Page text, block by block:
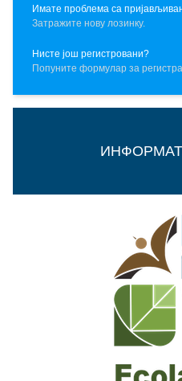
Имате проблема са
Затражите нову лозинку.
Нисте још регистровани?
Попуните формулар за